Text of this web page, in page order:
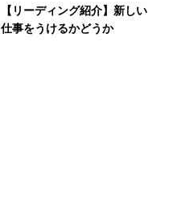
【リーディング紹介】新しい
仕事をうけるかどうか